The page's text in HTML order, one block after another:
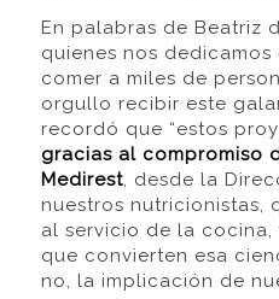
En palabras de Beatriz
quienes nos
comer a miles de
orgullo recibir este
recordó que “estos
gracias al compromiso
Medirest, desde la
nuestros nutricionistas,
al servicio de la cocina,
que convierten esa
no, la implicación de